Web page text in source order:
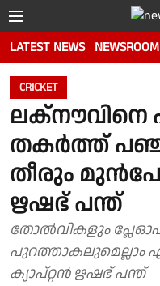
LATEST NEWS NEWSROOM
CRICKET
ലക്നൗവിനെ
തകർത്ത്
തീരും മുൻപേ
ഋഷഭ് പന്ത്
തോൽവികളും പ്ലേഓഫ്
പുറത്താകലുമെല്ലാം
ക്യാപ്റ്റന്‍ ഋഷഭ് പന്ത്